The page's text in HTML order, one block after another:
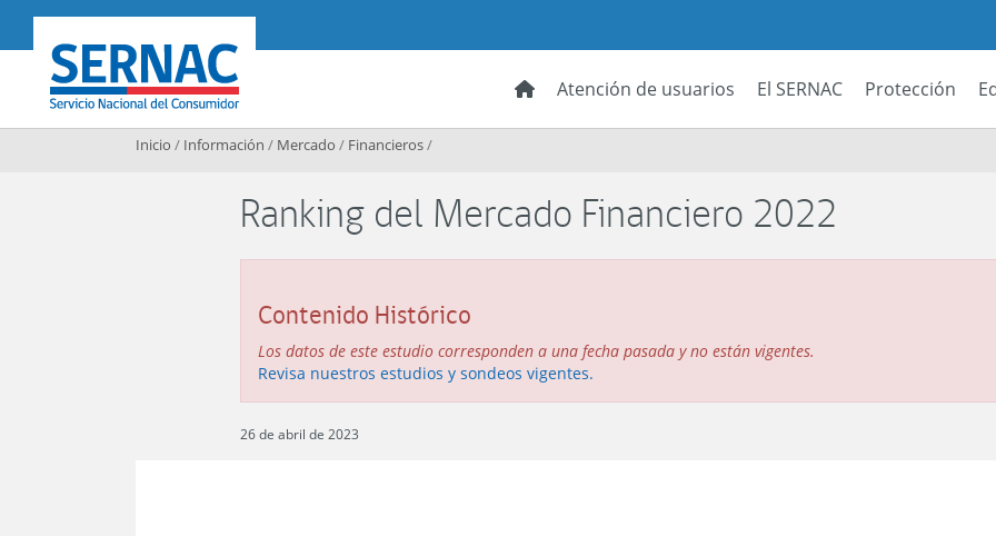
SERNAC
Atención de usuarios El SERNAC Protección
Inicio / Información / Mercado / Financieros/
Ranking del Mercado Financiero 2022
Contenido Histórico
Los datos de este estudio corresponden a una fecha pasada y no están vigentes.
Revisa nuestros estudios y sondeos vigentes.
26 de abril de 2023